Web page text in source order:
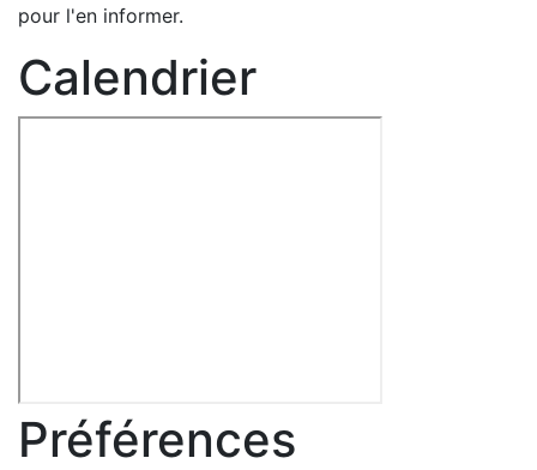
pour l'en informer.
Calendrier
Préférences